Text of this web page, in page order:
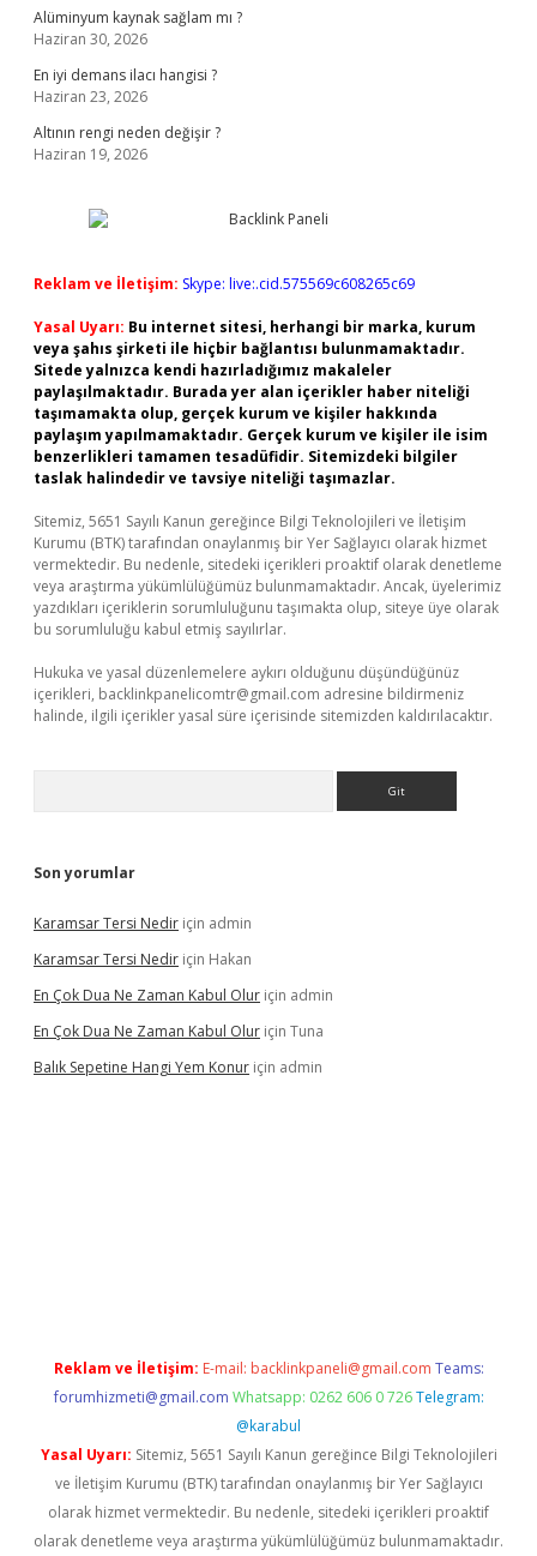
Alüminyum kaynak sağlam mı ?
Haziran 30, 2026
En iyi demans ilacı hangisi ?
Haziran 23, 2026
Altının rengi neden değişir ?
Haziran 19, 2026
Reklam ve İletişim: Skype: live:.cid.575569c608265c69
Yasal Uyarı: Bu internet sitesi, herhangi bir marka, kurum
veya şahıs şirketi ile hiçbir bağlantısı bulunmamaktadır.
Sitede yalnızca kendi hazırladığımız makaleler
paylaşılmaktadır. Burada yer alan içerikler haber niteliği
taşımamakta olup, gerçek kurum ve kişiler hakkında
paylaşım yapılmamaktadır. Gerçek kurum ve kişiler ile isim
benzerlikleri tamamen tesadüfidir. Sitemizdeki bilgiler
taslak halindedir ve tavsiye niteliği taşımazlar.
Sitemiz, 5651 Sayılı Kanun gereğince Bilgi Teknolojileri ve İletişim
Kurumu (BTK) tarafından onaylanmış bir Yer Sağlayıcı olarak hizmet
vermektedir. Bu nedenle, sitedeki içerikleri proaktif olarak denetleme
veya araştırma yükümlülüğümüz bulunmamaktadır. Ancak, üyelerimiz
yazdıkları içeriklerin sorumluluğunu taşımakta olup, siteye üye olarak
bu sorumluluğu kabul etmiş sayılırlar.
Hukuka ve yasal düzenlemelere aykırı olduğunu düşündüğünüz
içerikleri, backlinkpanelicomtr@gmail.com adresine bildirmeniz
halinde, ilgili içerikler yasal süre içerisinde sitemizden kaldırılacaktır.
Son yorumlar
Karamsar Tersi Nedir için admin
Karamsar Tersi Nedir için Hakan
En Çok Dua Ne Zaman Kabul Olur için admin
En Çok Dua Ne Zaman Kabul Olur için Tuna
Balık Sepetine Hangi Yem Konur için admin
Reklam ve İletişim: E-mail: backlinkpaneli@gmail.com Teams:
forumhizmeti@gmail.com Whatsapp: 0262 606 0 726 Telegram:
@karabul
Yasal Uyarı: Sitemiz, 5651 Sayılı Kanun gereğince Bilgi Teknolojileri
ve İletişim Kurumu (BTK) tarafından onaylanmış bir Yer Sağlayıcı
olarak hizmet vermektedir. Bu nedenle, sitedeki içerikleri proaktif
olarak denetleme veya araştırma yükümlülüğümüz bulunmamaktadır.